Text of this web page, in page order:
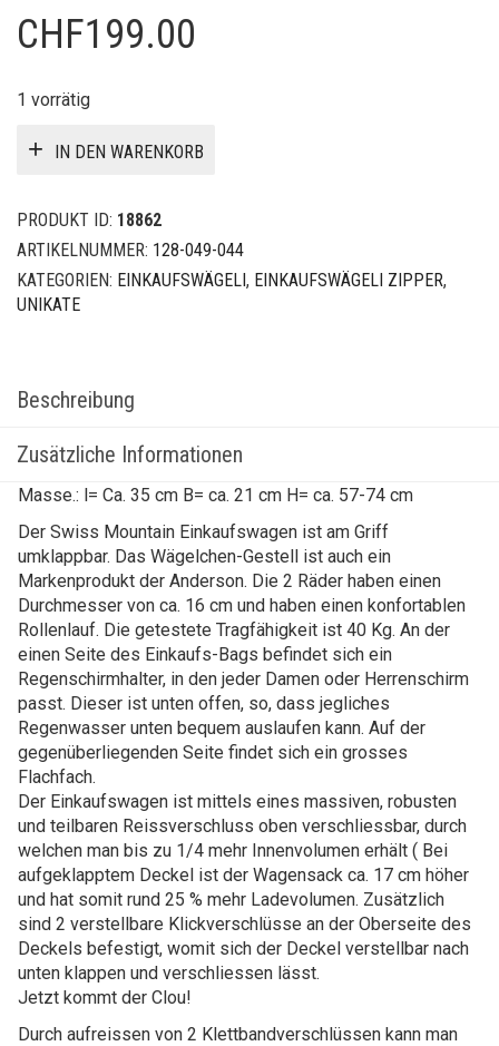
CHF199.00
1 vorrätig
IN DEN WARENKORB
PRODUKT ID: 18862
ARTIKELNUMMER: 128-049-044
KATEGORIEN: EINKAUFSWÄGELI, EINKAUFSWÄGELI ZIPPER,
UNIKATE
Beschreibung
Zusätzliche Informationen
Masse.: l= Ca. 35 cm B= ca. 21 cm H= ca. 57-74 cm
Der Swiss Mountain Einkaufswagen ist am Griff
umklappbar. Das Wägelchen-Gestell ist auch ein
Markenprodukt der Anderson. Die 2 Räder haben einen
Durchmesser von ca. 16 cm und haben einen konfortablen
Rollenlauf. Die getestete Tragfähigkeit ist 40 Kg. An der
einen Seite des Einkaufs-Bags befindet sich ein
Regenschirmhalter, in den jeder Damen oder Herrenschirm
passt. Dieser ist unten offen, so, dass jegliches
Regenwasser unten bequem auslaufen kann. Auf der
gegenüberliegenden Seite findet sich ein grosses
Flachfach.
Der Einkaufswagen ist mittels eines massiven, robusten
und teilbaren Reissverschluss oben verschliessbar, durch
welchen man bis zu 1/4 mehr Innenvolumen erhält ( Bei
aufgeklapptem Deckel ist der Wagensack ca. 17 cm höher
und hat somit rund 25 % mehr Ladevolumen. Zusätzlich
sind 2 verstellbare Klickverschlüsse an der Oberseite des
Deckels befestigt, womit sich der Deckel verstellbar nach
unten klappen und verschliessen lässt.
Jetzt kommt der Clou!
Durch aufreissen von 2 Klettbandverschlüssen kann man